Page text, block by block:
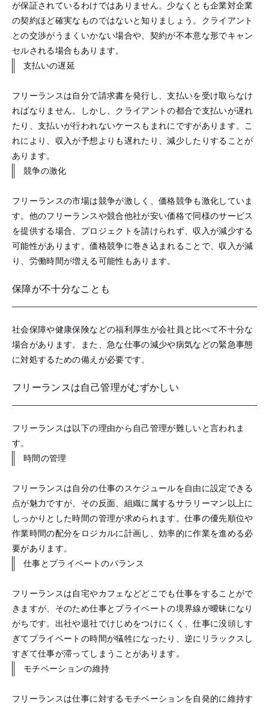
が保証されているわけではありません。少なくとも企業対企業
の契約ほど確実なものではないと知りましょう。クライアント
との交渉がうまくいかない場合や、契約が不本意な形でキャン
セルされる場合もあります。
支払いの遅延
フリーランスは自分で請求書を発行し、支払いを受け取らなけ
ればなりません。しかし、クライアントの都合で支払いが遅れ
たり、支払いが行われないケースもまれにですがあります。こ
れにより、収入が予想よりも遅れたり、減少したりすることが
あります。
競争の激化
フリーランスの市場は競争が激しく、価格競争も激化していま
す。他のフリーランスや競合他社が安い価格で同様のサービス
を提供する場合、プロジェクトを請けられず、収入が減少する
可能性があります。価格競争に巻き込まれることで、収入が減
り、労働時間が増える可能性もあります。
保障が不十分なことも
社会保障や健康保険などの福利厚生が会社員と比べて不十分な
場合があります。また、急な仕事の減少や病気などの緊急事態
に対処するための備えが必要です。
フリーランスは自己管理がむずかしい
フリーランスは以下の理由から自己管理が難しいと言われま
す。
時間の管理
フリーランスは自分の仕事のスケジュールを自由に設定できる
点が魅力ですが、その反面、組織に属するサラリーマン以上に
しっかりとした時間の管理が求められます。仕事の優先順位や
作業時間の配分をロジカルに計画し、効率的に作業を進める必
要があります。
仕事とプライベートのバランス
フリーランスは自宅やカフェなどどこでも仕事をすることがで
きますが、そのため仕事とプライベートの境界線が曖昧になり
がちです。出社や退社でけじめをつけにくく、仕事に没頭しす
ぎてプライベートの時間が犠牲になったり、逆にリラックスし
すぎて仕事が滞ってしまうことがあります。
モチベーションの維持
フリーランスは仕事に対するモチベーションを自発的に維持す